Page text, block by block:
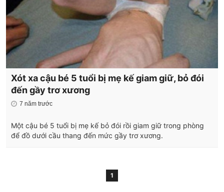
Xót xa cậu bé 5 tuổi bị mẹ kế giam giữ, bỏ đói
đến gầy trơ xương
7 năm trước
Một cậu bé 5 tuổi bị mẹ kế bỏ đói rồi giam giữ trong phòng
để đồ dưới cầu thang đến mức gầy trơ xương.
1